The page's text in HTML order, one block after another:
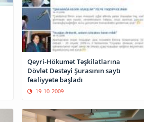
Qeyri-Hökumət Təşkilatlarına
Dövlət Dəstəyi Şurasının saytı
fəaliyyətə başladı
19-10-2009